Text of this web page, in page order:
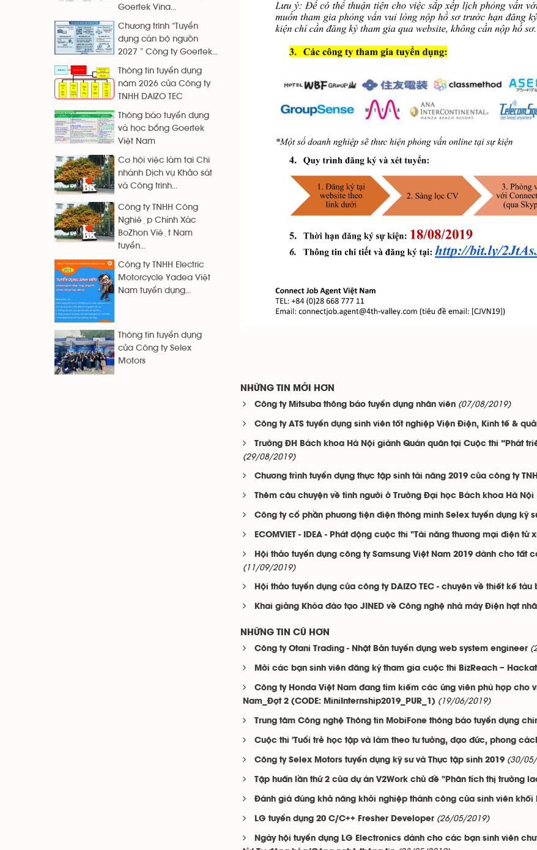
NHỮNG TIN MỚI HƠN
Công ty Mitsuba thông báo tuyển dụng nhân viên (07/08/2019)
Công ty ATS tuyển dụng sinh viên tốt nghiệp Viện Điện, Kinh tế &
Trường ĐH Bách khoa Hà Nội giành Quán quân tại Cuộc thi “Phát
(29/08/2019)
Chương trình tuyển dụng thực tập sinh tài năng 2019 của công ty
Thêm câu chuyện về tình người ở Trường Đại học Bách khoa Hà Nội
Công ty cổ phần phương tiện điện thông minh Selex tuyển dụng kỹ
ECOMVIET - IDEA - Phát động cuộc thi "Tài năng thương mại điện tử
Hội thảo tuyển dụng công ty Samsung Việt Nam 2019 dành cho
(11/09/2019)
Hội thảo tuyển dụng của công ty DAIZO TEC - chuyên về thiết kế tàu
Khai giảng Khóa đào tạo JINED về Công nghệ nhà máy Điện hạt
NHỮNG TIN CŨ HƠN
Công ty Otani Trading - Nhật Bản tuyển dụng web system engineer
Mời các bạn sinh viên đăng ký tham gia cuộc thi BizReach –
Công ty Honda Việt Nam đang tìm kiếm các ứng viên phù hợp cho
Nam_Đợt 2 (CODE: MiniInternship2019_PUR_1) (19/06/2019)
Trung tâm Công nghệ Thông tin MobiFone thông báo tuyển dụng
Cuộc thi 'Tuổi trẻ học tập và làm theo tư tưởng, đạo đức, phong
Công ty Selex Motors tuyển dụng kỹ sư và Thực tập sinh 2019 (30/
Tập huấn lần thứ 2 của dự án V2Work chủ đề "Phân tích thị trường
Đánh giá đúng khả năng khởi nghiệp thành công của sinh viên khối
LG tuyển dụng 20 C/C++ Fresher Developer (26/05/2019)
Ngày hội tuyển dụng LG Electronics dành cho các bạn sinh viên
Goertek Vina...
Chương trình “Tuyển
dụng cán bộ nguồn
2027 ” Công ty Goertek...
Thông tin tuyển dụng
năm 2026 của Công ty
TNHH DAIZO TEC
Thông báo tuyển dụng
và học bổng Goertek
Việt Nam
Cơ hội việc làm tại Chi
nhánh Dịch vụ Khảo sát
và Công trình...
Công ty TNHH Công
Nghiệp Chính Xác
BoZhon Việt Nam
tuyển...
Công ty TNHH Electric
Motorcycle Yadea Việt
Nam tuyển dụng...
Thông tin tuyển dụng
của Công ty Selex
Motors